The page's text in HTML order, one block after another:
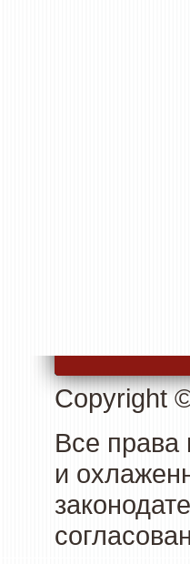
Copyright
Все права
и